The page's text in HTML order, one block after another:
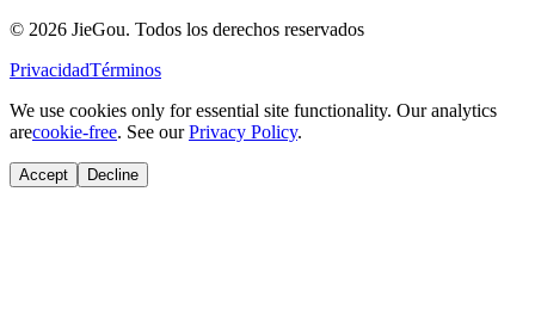
© 2026 JieGou. Todos los derechos reservados
PrivacidadTérminos
We use cookies only for essential site functionality. Our analytics
arecookie-free. See ourPrivacy Policy.
Accept Decline